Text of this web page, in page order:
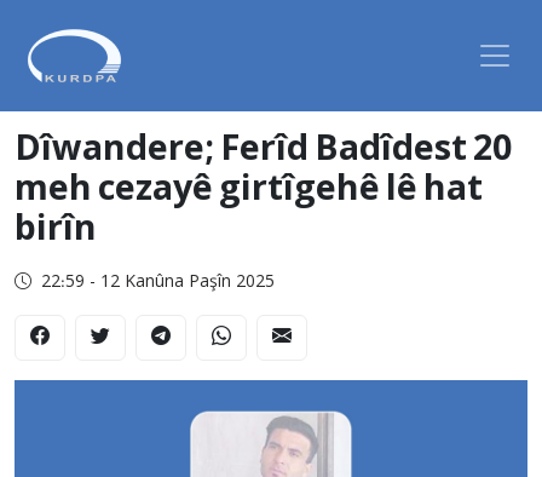
Dîwandere; Ferîd Badîdest 20
meh cezayê girtîgehê lê hat
birîn
22:59 - 12 Kanûna Paşîn 2025